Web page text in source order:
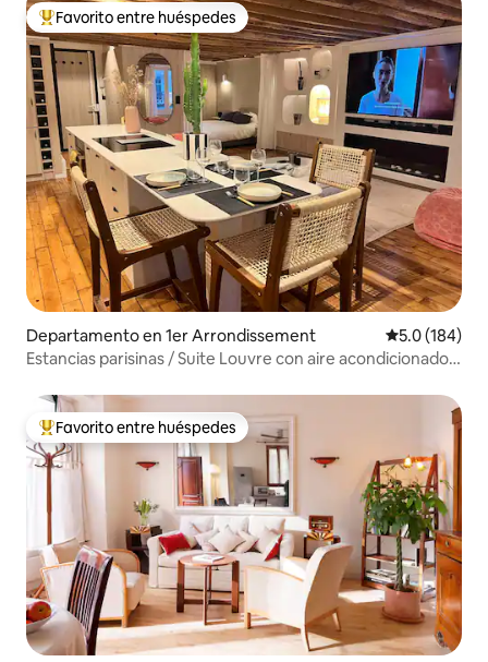
De los mejores en Favorito entre huéspedes
Favorito entre huéspedes
Departamento en 1er Arrondissement Calificación
5.0 (184)
Estancias parisinas / Suite Louvre con aire acondicionado /
De los mejores en Favorito entre huéspedes
Favorito entre huéspedes